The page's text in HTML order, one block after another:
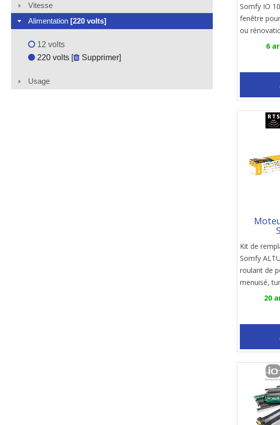
Vitesse
Alimentation [220 volts]
12 volts
220 volts [
Supprimer]
Usage
Somfy IO
fenêtre
ou
6
Kit de
Somfy
roulant de
menuisé,
20